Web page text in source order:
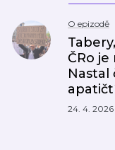
O epizodě
ČRo
Nastal
24. 4. 2026